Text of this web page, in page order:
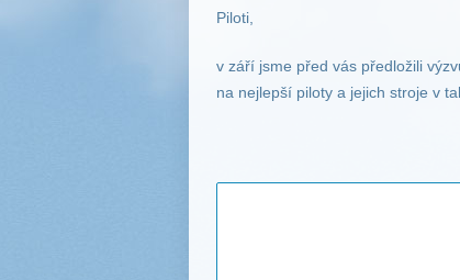
Piloti,
v září jsme před vás předložili
na nejlepší piloty a jejich stroje v